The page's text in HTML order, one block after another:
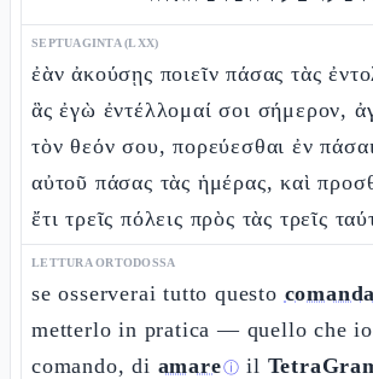
SEPTUAGINTA (LXX)
ἐὰν ἀκούσῃς ποιεῖν πάσας τὰς
ἃς ἐγὼ ἐντέλλομαί σοι σήμερον,
τὸν θεόν σου, πορεύεσθαι ἐν
αὐτοῦ πάσας τὰς ἡμέρας, καὶ
ἔτι τρεῖς πόλεις πρὸς τὰς τρεῖς
LETTURA ORTODOSSA
se osserverai tutto questo
metterlo in pratica — quello che
comando, di amareⓘ il